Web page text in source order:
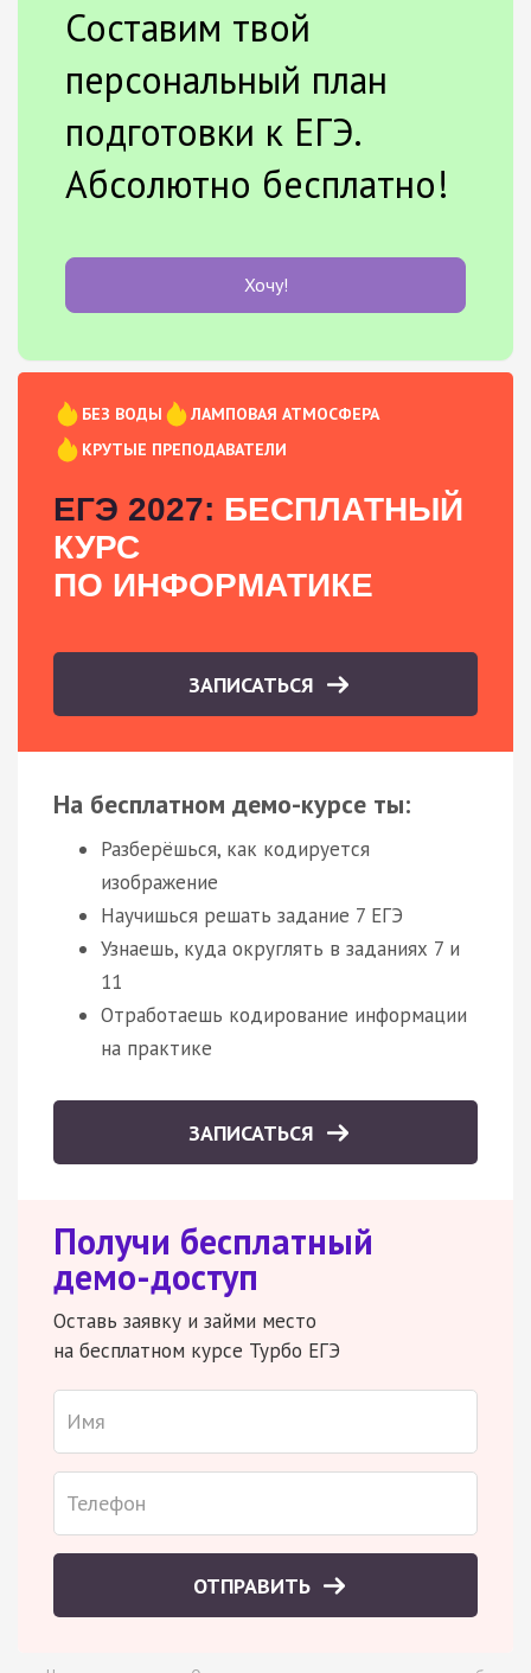
Составим твой
персональный план
подготовки к ЕГЭ.
Абсолютно бесплатно!
Хочу!
БЕЗ ВОДЫ
ЛАМПОВАЯ АТМОСФЕРА
КРУТЫЕ ПРЕПОДАВАТЕЛИ
ЕГЭ 2027: БЕСПЛАТНЫЙ
КУРС
ПО ИНФОРМАТИКЕ
ЗАПИСАТЬСЯ
На бесплатном демо-курсе ты:
Разберёшься, как кодируется
изображение
Научишься решать задание 7 ЕГЭ
Узнаешь, куда округлять в заданиях 7 и
11
Отработаешь кодирование информации
на практике
ЗАПИСАТЬСЯ
Получи бесплатный
демо-доступ
Оставь заявку и займи место
на бесплатном курсе Турбо ЕГЭ
ОТПРАВИТЬ